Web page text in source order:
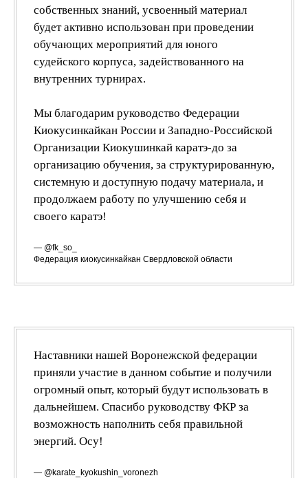
собственных знаний, усвоенный материал
будет активно использован при проведении
обучающих мероприятий для юного
судейского корпуса, задействованного на
внутренних турнирах.
Мы благодарим руководство Федерации
Киокусинкайкан России и Западно-Российской
Организации Киокушинкай каратэ-до за
организацию обучения, за структурированную,
системную и доступную подачу материала, и
продолжаем работу по улучшению себя и
своего каратэ!
— @fk_so_
Федерация киокусинкайкан Свердловской области
Наставники нашей Воронежской федерации
приняли участие в данном событие и получили
огромный опыт, который будут использовать в
дальнейшем. Спасибо руководству ФКР за
возможность наполнить себя правильной
энергий. Осу!
— @karate_kyokushin_voronezh